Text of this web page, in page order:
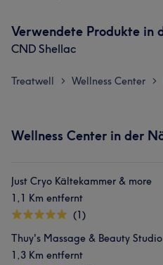
Verwendete Produkte in
CND Shellac
Treatwell > Wellness Center >
Wellness Center in der
Just Cryo Kältekammer & more
1,1 Km entfernt
(1)
Thuy's Massage & Beauty Studio
1,3 Km entfernt